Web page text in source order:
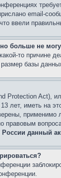
email-
ввели
больше не
то причине
базы
Protection Act),
лет, иметь на
применимо
правовым
данный